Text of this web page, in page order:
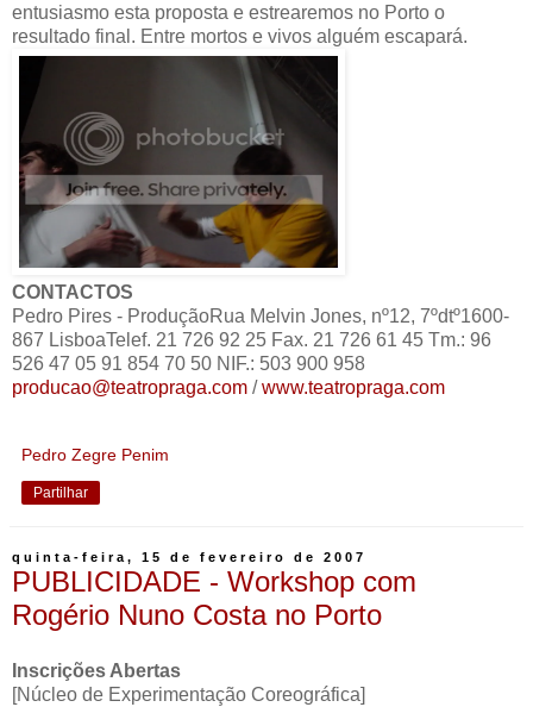
entusiasmo esta proposta e estrearemos no Porto o
resultado final. Entre mortos e vivos alguém escapará.
CONTACTOS
Pedro Pires - ProduçãoRua Melvin Jones, nº12, 7ºdtº1600-
867 LisboaTelef. 21 726 92 25 Fax. 21 726 61 45 Tm.: 96
526 47 05 91 854 70 50 NIF.: 503 900 958
producao@teatropraga.com /www.teatropraga.com
Pedro Zegre Penim
Partilhar
quinta-feira, 15 de fevereiro de 2007
PUBLICIDADE - Workshop com
Rogério Nuno Costa no Porto
Inscrições Abertas
[Núcleo de Experimentação Coreográfica]